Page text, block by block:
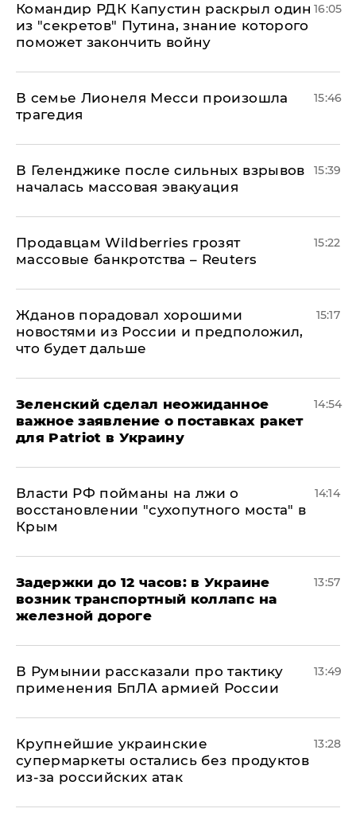
Командир РДК Капустин раскрыл один
из "секретов" Путина, знание которого
поможет закончить войну
16:05
В семье Лионеля Месси произошла
трагедия
15:46
В Геленджике после сильных взрывов
началась массовая эвакуация
15:39
Продавцам Wildberries грозят
массовые банкротства – Reuters
15:22
Жданов порадовал хорошими
новостями из России и предположил,
что будет дальше
15:17
Зеленский сделал неожиданное
важное заявление о поставках ракет
для Patriot в Украину
14:54
Власти РФ пойманы на лжи о
восстановлении "сухопутного моста" в
Крым
14:14
Задержки до 12 часов: в Украине
возник транспортный коллапс на
железной дороге
13:57
В Румынии рассказали про тактику
применения БпЛА армией России
13:49
Крупнейшие украинские
супермаркеты остались без продуктов
из-за российских атак
13:28